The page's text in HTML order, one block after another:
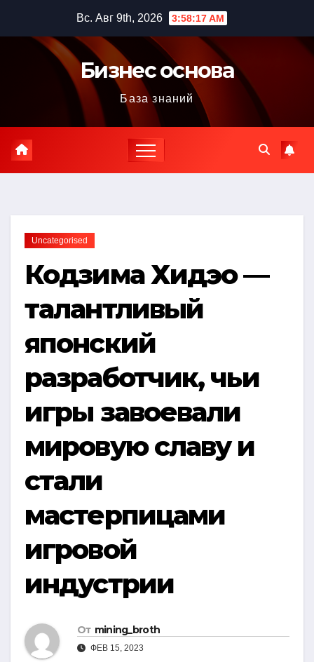
содержимому
Вс. Авг 9th, 2026 3:58:18 AM
Бизнес основа
База знаний
Uncategorised
Кодзима Хидэо —
талантливый
японский
разработчик, чьи
игры завоевали
мировую славу и
стали
мастерпицами
игровой
индустрии
От mining_broth
ФЕВ 15, 2023